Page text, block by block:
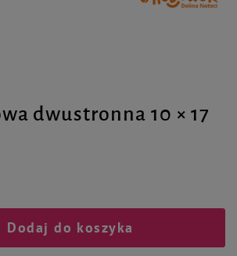
dwustronna 10 × 17
Dodaj do koszyka